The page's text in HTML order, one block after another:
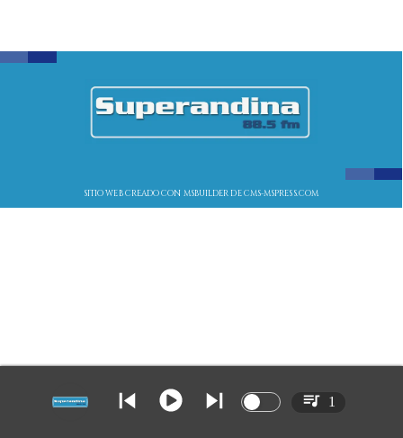
SITIO WEB CREADO CON MSBUILDER DE CMS-MSPRESS.COM
1